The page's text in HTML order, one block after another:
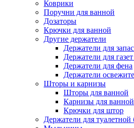
Коврики
Поручни для ванной
Дозаторы
Крючки для ванной
Другие держатели
Держатели для
Держатели для
Держатели для фена
Держатели
Шторы и карнизы
Шторы для ванной
Карнизы для ванной
Крючки для штор
Держатели для туалетной